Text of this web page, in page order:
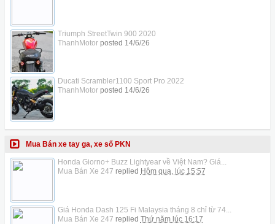
Triumph StreetTwin 900 2020
ThanhMotorposted 14/6/26
Ducati Scrambler1100 Sport Pro 2022
ThanhMotorposted 14/6/26
Mua Bán xe tay ga, xe số PKN
Honda Giorno+ Buzz Lightyear về Việt Nam? Giá...
Mua Bán Xe 247 replied Hôm qua, lúc 15:57
Giá Honda Dash 125 Fi Malaysia tháng 8 chỉ từ 74...
Mua Bán Xe 247 replied Thứ năm lúc 16:17